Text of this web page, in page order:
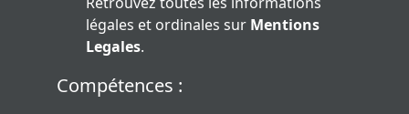
légales et ordinales sur Mentions
Legales.
Compétences :